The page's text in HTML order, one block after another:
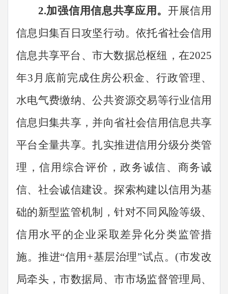
2.加强信用信息共享应用。 开展信用
信息归集百日攻坚行动。依托省社会信用
信息共享平台、市大数据总枢纽，在2025
年3 月底前完成住房公积金、行政管理、
水电气费缴纳、公共资源交易等行业信用
信息归集共享，并向省社会信用信息共享
平台全量共享。扎实推进信用分级分类管
理，信用综合评价，政务诚信、商务诚
信、社会诚信建设。探索构建以信用为基
础的新型监管机制，针对不同风险等级、
信用水平的企业采取差异化分类监管措
施。推进“信用 +基层治理”试点。 (市发改
局牵头，市数据局、市市场监督管理 局、